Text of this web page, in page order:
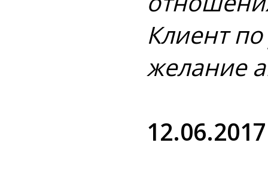
Клиент
желание
12.06.2017